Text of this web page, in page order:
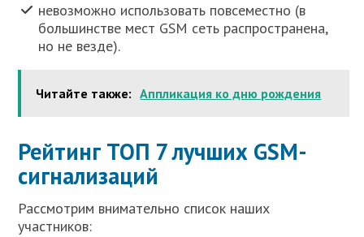
невозможно использовать повсеместно (в
большинстве мест GSM сеть распространена,
но не везде).
Читайте также: Аппликация ко дню рождения
Рейтинг ТОП 7 лучших GSM-
сигнализаций
Рассмотрим внимательно список наших
участников: